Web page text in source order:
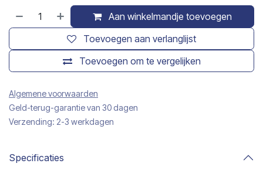
Aan winkelmandje toevoegen
Toevoegen om te vergelijken
Toevoegen aan verlanglijst
Algemene voorwaarden
Geld-terug-garantie van 30 dagen
Verzending: 2-3 werkdagen
Specificaties